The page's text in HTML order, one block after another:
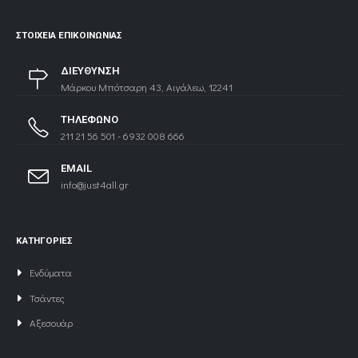
ΣΤΟΙΧΕΊΑ ΕΠΙΚΟΙΝΩΝΊΑΣ
ΔΙΕΥΘΥΝΣΗ
Μάρκου Μπότσαρη 43, Αιγάλεω, 12241
ΤΗΛΕΦΩΝΟ
211 21 56 501 - 6932 008 666
EMAIL
info@just4all.gr
ΚΑΤΗΓΟΡΙΕΣ
Ενδύματα
Τσάντες
Αξεσουάρ